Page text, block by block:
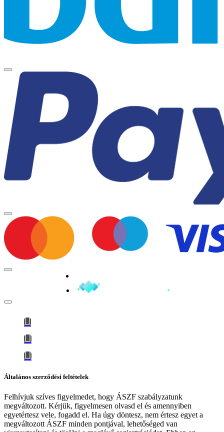
Általános szerződési feltételek
Felhívjuk szíves figyelmedet, hogy ÁSZF szabályzatunk
megváltozott. Kérjük, figyelmesen olvasd el és amennyiben
egyetértesz vele, fogadd el. Ha úgy döntesz, nem értesz egyet a
megváltozott ÁSZF minden pontjával, lehetőséged van